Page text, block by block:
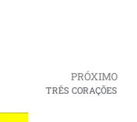
PRÓXIMO
TRÊS CORAÇÕES